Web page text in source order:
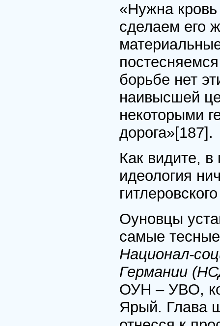
«Нужна
сделаем его
борьбе нет
наивысшей
некоторыми
дорога»[187] .
Как видите, в
идеология
Оуновцы
самые
Национал-
Германии
ОУН – УВО,
Ярый. Глава